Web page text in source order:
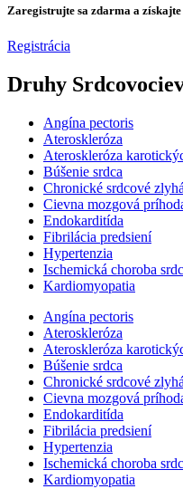
Zaregistrujte sa zdarma a
Registrácia
Druhy
Angína pectoris
Ateroskleróza
Ateroskleróza
Búšenie srdca
Chronické srdcové
Cievna mozgová
Endokarditída
Fibrilácia predsiení
Hypertenzia
Ischemická choroba
Kardiomyopatia
Angína pectoris
Ateroskleróza
Ateroskleróza
Búšenie srdca
Chronické srdcové
Cievna mozgová
Endokarditída
Fibrilácia predsiení
Hypertenzia
Ischemická choroba
Kardiomyopatia